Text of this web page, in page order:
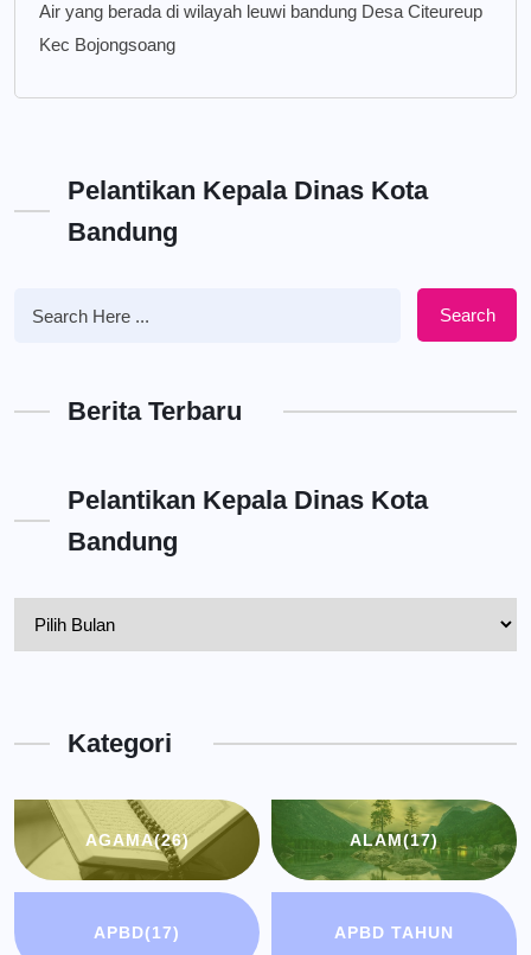
Air yang berada di wilayah leuwi bandung Desa Citeureup
Kec Bojongsoang
Pelantikan Kepala Dinas Kota
Bandung
Search
Berita Terbaru
Pelantikan Kepala Dinas Kota
Bandung
BandungKategori
AGAMA(26) ALAM(17)
APBD(17)
APBD TAHUN